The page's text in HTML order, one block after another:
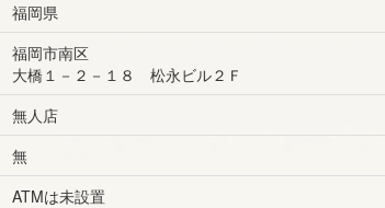
福岡県
福岡市南区
大橋１－２－１８ 松永ビル２Ｆ
無人店
無
ATMは未設置